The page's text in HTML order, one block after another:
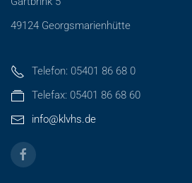
49124 Georgsmarienhütte
Telefon: 05401 86 68 0
Telefax: 05401 86 68 60
info@klvhs.de